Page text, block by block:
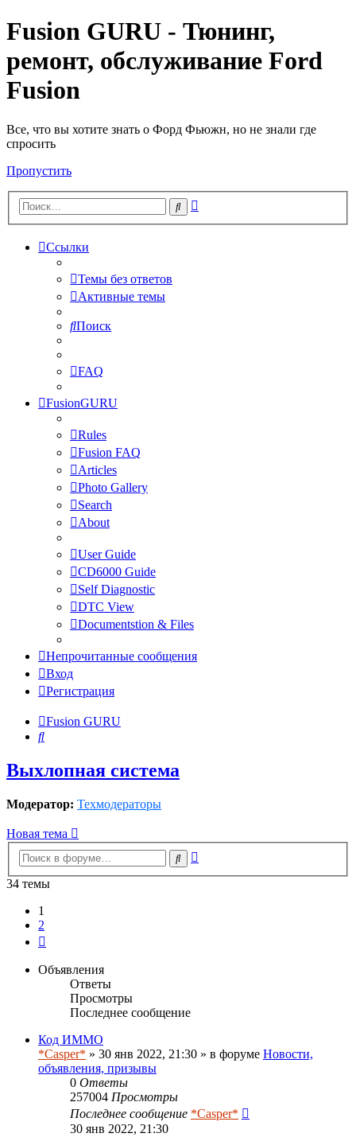
Fusion GURU - Тюнинг,
ремонт, обслуживание Ford
Fusion
Все, что вы хотите знать о Форд Фьюжн, но не знали где
спросить
Пропустить
Поиск
Ссылки
Темы без ответов
Активные темы
Поиск
FAQ
FusionGURU
Rules
Fusion FAQ
Articles
Photo Gallery
Search
About
User Guide
CD6000 Guide
Self Diagnostic
DTC View
Documentstion & Files
Непрочитанные сообщения
Вход
Регистрация
Fusion GURU
Поиск
Выхлопная система
Модератор: Техмодераторы
Новая тема
Поиск
34 темы
1
2
Объявления
Ответы
Просмотры
Последнее сообщение
Код ИММО
*Casper* » 30 янв 2022, 21:30 » в форуме Новости,
объявления, призывы
0 Ответы
257004 Просмотры
Последнее сообщение *Casper*
30 янв 2022, 21:30